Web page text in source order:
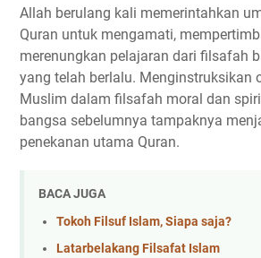
Allah berulang kali memerintahkan
Quran untuk mengamati,
merenungkan pelajaran dari filsafah
yang telah berlalu. Menginstruksikan
Muslim dalam filsafah moral dan
bangsa sebelumnya tampaknya
penekanan utama Quran.
BACA JUGA
Tokoh Filsuf Islam, Siapa saja?
Latarbelakang Filsafat Islam